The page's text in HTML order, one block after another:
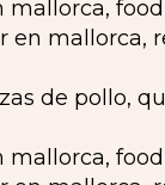
de pollo,